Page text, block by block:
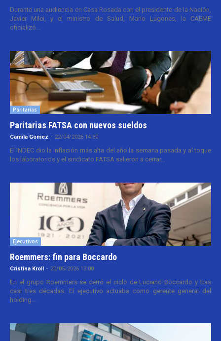
Durante una audiencia en Casa Rosada con el presidente de la Nación,
Javier Milei, y el ministro de Salud, Mario Lugones, la CAEME
oficializó...
Paritarias
Paritarias FATSA con nuevos sueldos
Camila Gomez - 22/04/2026 14:30
El INDEC dio la inflación más alta del año la semana pasada y al toque
los laboratorios y el sindicato FATSA salieron a cerrar...
Ejecutivos
Roemmers: fin para Boccardo
Cristina Kroll - 20/05/2026 13:00
En el grupo Roemmers se cerró el ciclo de Luciano Boccardo y tras
casi tres décadas. El ejecutivo actuaba como gerente general del
holding...